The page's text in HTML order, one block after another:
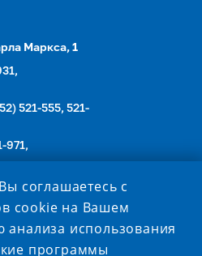
Маркса, 1
521-555, 521-
971,
соглашаетесь с
cookie на Вашем
использования
программы